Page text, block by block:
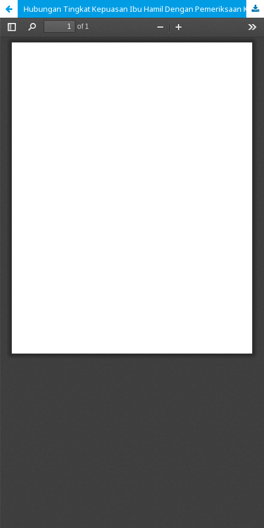
Hubungan Tingkat Kepuasan Ibu Hamil Dengan Pemeriksaan Kehamilan Di Puskesmas Jatinangor